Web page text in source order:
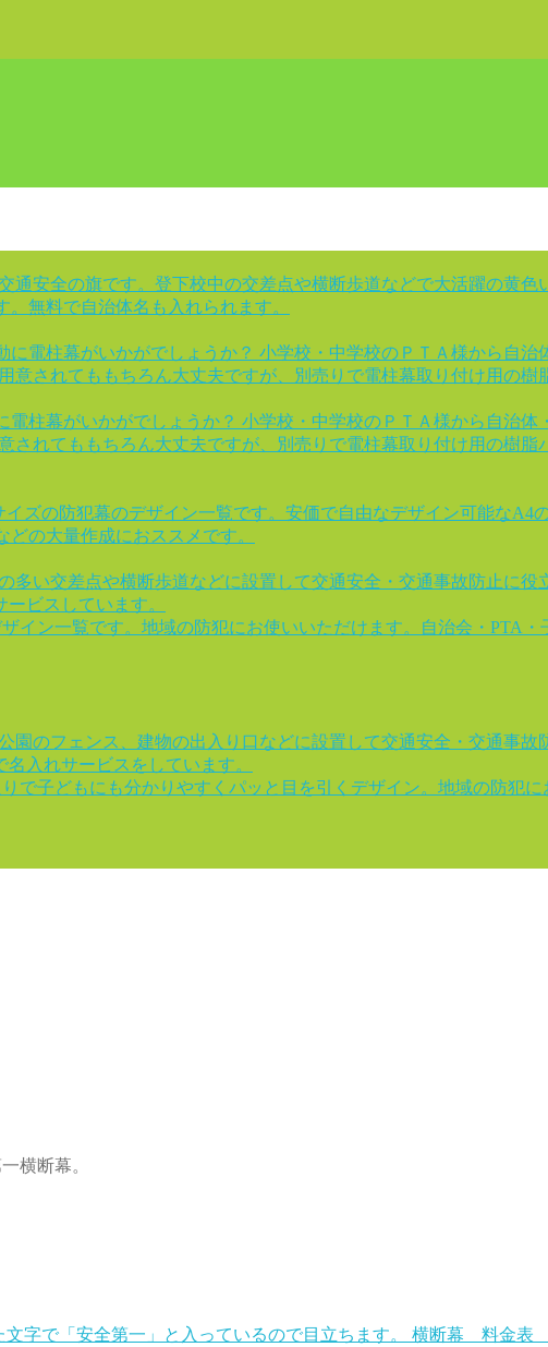
通安全の旗です。登下校中の交差点や横断歩道などで大活躍の黄色
無料で自治体名も入れられます。
に電柱幕がいかがでしょうか？ 小学校・中学校のＰＴＡ様から自治
されてももちろん大丈夫ですが、別売りで電柱幕取り付け用の樹
電柱幕がいかがでしょうか？ 小学校・中学校のＰＴＡ様から自治体
れてももちろん大丈夫ですが、別売りで電柱幕取り付け用の樹脂
ズの防犯幕のデザイン一覧です。安価で自由なデザイン可能なA4
の大量作成におススメです。
多い交差点や横断歩道などに設置して交通安全・交通事故防止に役
ビスしています。
イン一覧です。地域の防犯にお使いいただけます。自治会・PTA・
園のフェンス、建物の出入り口などに設置して交通安全・交通事故
入れサービスをしています。
で子どもにも分かりやすくパッと目を引くデザイン。地域の防犯に
横断幕。
字で「安全第一」と入っているので目立ちます。 横断幕 料金表